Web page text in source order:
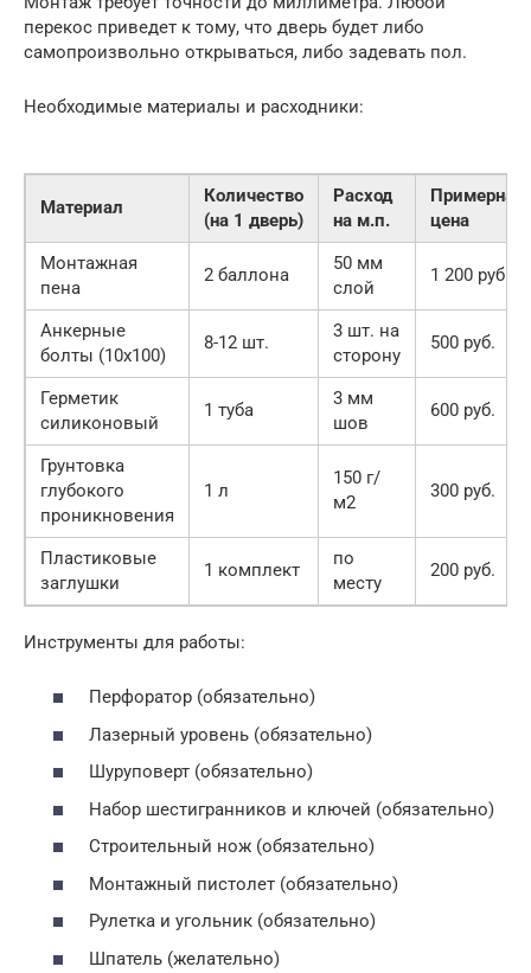
перекос приведет к тому, что дверь будет либо
самопроизвольно открываться, либо задевать пол.
Необходимые материалы и расходники:
Материал
Количество
(на 1 дверь)
Расход
на м.п.
Примерная
цена
Монтажная
пена
2 баллона
50 мм
слой
1 200 руб.
Анкерные
болты (10х100)
8-12 шт.
3 шт. на
сторону
500 руб.
Герметик
силиконовый
1 туба
3 мм
шов
600 руб.
Грунтовка
глубокого
проникновения
1 л
150 г/
м2
300 руб.
Пластиковые
заглушки
1 комплект
по
месту
200 руб.
Инструменты для работы:
Перфоратор (обязательно)
Лазерный уровень (обязательно)
Шуруповерт (обязательно)
Набор шестигранников и ключей (обязательно)
Строительный нож (обязательно)
Монтажный пистолет (обязательно)
Рулетка и угольник (обязательно)
Шпатель (желательно)